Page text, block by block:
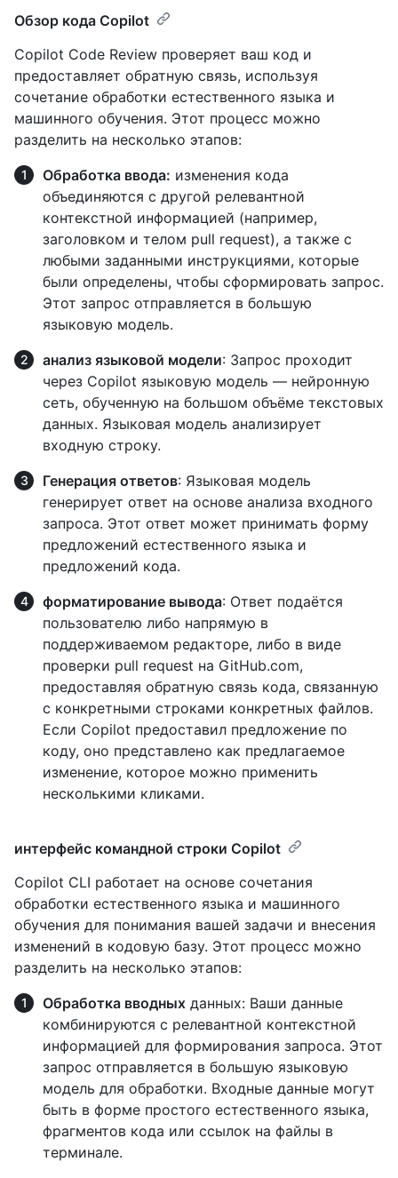
Обзор кода Copilot
Copilot Code Review проверяет ваш код и
предоставляет обратную связь, используя
сочетание обработки естественного языка и
машинного обучения. Этот процесс можно
разделить на несколько этапов:
Обработка ввода: изменения кода
объединяются с другой релевантной
контекстной информацией (например,
заголовком и телом pull request), а также с
любыми заданными инструкциями, которые
были определены, чтобы сформировать запрос.
Этот запрос отправляется в большую
языковую модель.
анализ языковой модели: Запрос проходит
через Copilot языковую модель — нейронную
сеть, обученную на большом объёме текстовых
данных. Языковая модель анализирует
входную строку.
Генерация ответов: Языковая модель
генерирует ответ на основе анализа входного
запроса. Этот ответ может принимать форму
предложений естественного языка и
предложений кода.
форматирование вывода: Ответ подаётся
пользователю либо напрямую в
поддерживаемом редакторе, либо в виде
проверки pull request на GitHub.com,
предоставляя обратную связь кода, связанную
с конкретными строками конкретных файлов.
Если Copilot предоставил предложение по
коду, оно представлено как предлагаемое
изменение, которое можно применить
несколькими кликами.
интерфейс командной строки Copilot
Copilot CLI работает на основе сочетания
обработки естественного языка и машинного
обучения для понимания вашей задачи и внесения
изменений в кодовую базу. Этот процесс можно
разделить на несколько этапов:
Обработка вводных данных: Ваши данные
комбинируются с релевантной контекстной
информацией для формирования запроса. Этот
запрос отправляется в большую языковую
модель для обработки. Входные данные могут
быть в форме простого естественного языка,
фрагментов кода или ссылок на файлы в
терминале.